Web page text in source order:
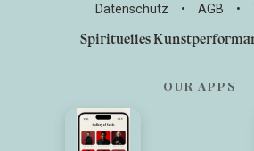
Datenschutz • AGB •
Spirituelles
OUR APPS